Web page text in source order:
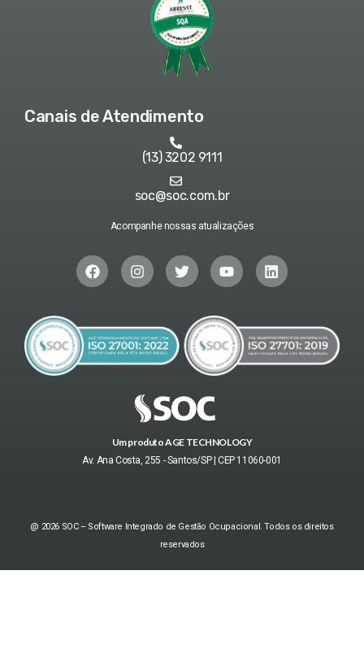
Canais de Atendimento
(13) 3202 9111
soc@soc.com.br
Acompanhe nossas atualizações
Um produto AGE TECHNOLOGY
Av. Ana Costa, 255 - Santos/SP | CEP 11060-001
@ 2026 SOC – Software Integrado de Gestão Ocupacional. Todos os direitos
reservados